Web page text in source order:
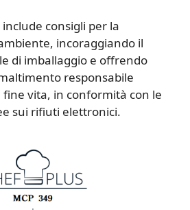
consigli per la
incoraggiando il
di imballaggio e offrendo
responsabile
fine vita, in conformità con le
sui rifiuti elettronici.